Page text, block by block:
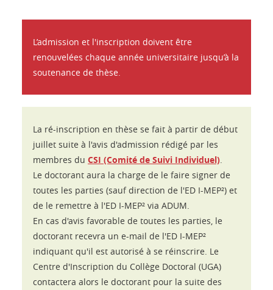
L’admission et l'inscription doivent être
renouvelées chaque année universitaire jusqu’à la
soutenance de thèse.
La ré-inscription en thèse se fait à partir de début
juillet suite à l'avis d'admission rédigé par les
membres du CSI (Comité de Suivi Individuel)
Le doctorant aura la charge de le faire signer de
toutes les parties (sauf direction de l'ED I-MEP²) et
de le remettre à l'ED I-MEP² via ADUM.
En cas d'avis favorable de toutes les parties, le
doctorant recevra un e-mail de l'ED I-MEP²
indiquant qu'il est autorisé à se réinscrire. Le
Centre d'Inscription du Collège Doctoral (UGA)
contactera alors le doctorant pour la suite des